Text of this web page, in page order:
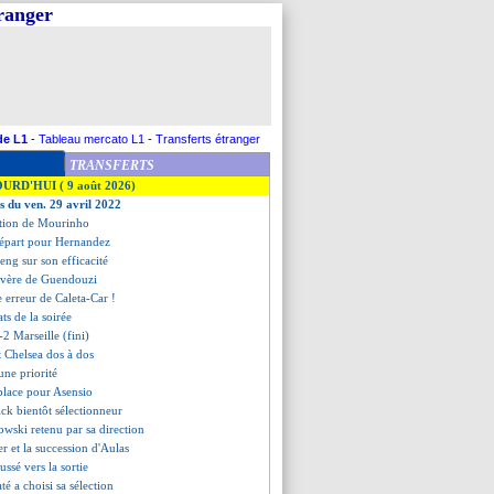
L1 - Tableau mercato L1 - Transferts étranger
TRANSFERTS
( 9 août 2026)
du ven. 29 avril 2022
de Mourinho
pour Hernandez
sur son efficacité
de Guendouzi
erreur de Caleta-Car !
de la soirée
2 Marseille (fini)
dos à dos
priorité
pour Asensio
bientôt sélectionneur
retenu par sa direction
et la succession d'Aulas
vers la sortie
a choisi sa sélection